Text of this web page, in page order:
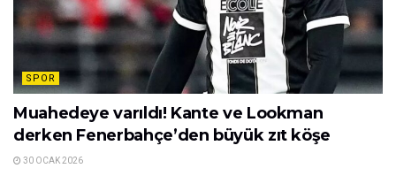
SPOR
Muahedeye varıldı! Kante ve Lookman
derken Fenerbahçe’den büyük zıt köşe
30 OCAK 2026